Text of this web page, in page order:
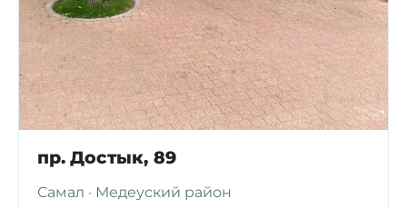
пр. Достык, 89
Самал · Медеуский район